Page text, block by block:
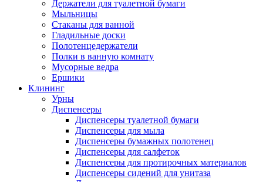
Держатели для туалетной бумаги
Мыльницы
Стаканы для ванной
Гладильные доски
Полотенцедержатели
Полки в ванную комнату
Мусорные ведра
Ершики
Клининг
Урны
Диспенсеры
Диспенсеры туалетной бумаги
Диспенсеры для мыла
Диспенсеры бумажных полотенец
Диспенсеры для салфеток
Диспенсеры для протирочных материалов
Диспенсеры сидений для унитаза